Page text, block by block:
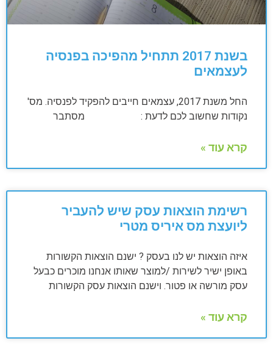
בשנת 2017 תתחיל מהפיכה בפנסיה
לעצמאים
החל משנת 2017, עצמאים חייבים להפקיד לפנסיה. מס'
נקודות שחשוב לכם לדעת : מסתבר
קרא עוד »
רשימת הוצאות עסק שיש להעביר
ליועצת מס איריס מטרי
איזה הוצאות יש לנו בעסק ? ישנם הוצאות הקשורות
באופן ישיר לשירות /למוצר שאותו אנחנו מוכרים כבעל
עסק מורשה או פטור. וישנם הוצאות עסק הקשורות
קרא עוד »